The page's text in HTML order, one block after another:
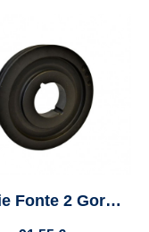
Poulie Fonte 2 Gorges Pour Courroie A, SPA, XPA - Diamètre 400 - Moyeu Amovible 2517